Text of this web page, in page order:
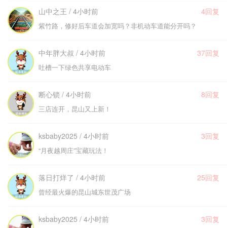
山中之王 / 4小时前 4回复
紫竹路，修好后车道会加宽吗？非机动车道能分开吗？
中年胖大叔 / 4小时前 37回复
吐槽一下绿色共享电动车
断心锁 / 4小时前 8回复
三店连开，昆山又上新！
ksbaby2025 / 4小时前 3回复
“月夜越周庄”宝藏玩法！
落日打烊了 / 4小时前 25回复
曾经最火爆的昆山城东世茂广场
ksbaby2025 / 4小时前 3回复